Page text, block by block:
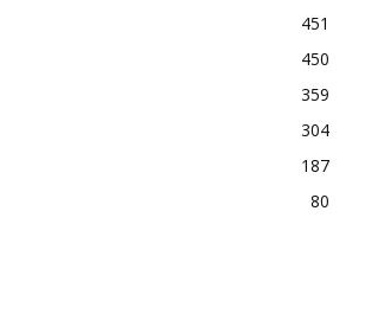
451
450
359
304
187
80